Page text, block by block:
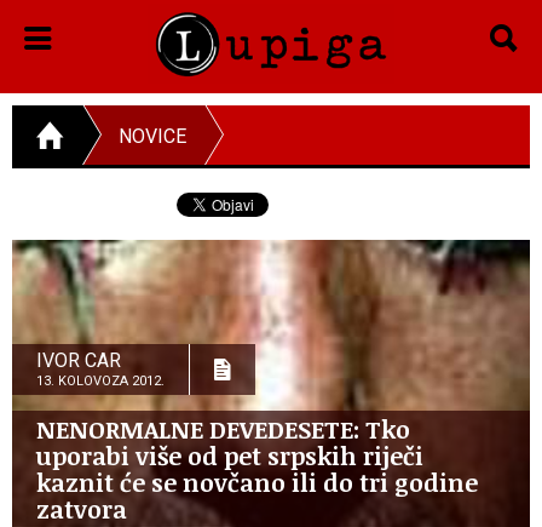
NOVICE
IVOR CAR
13. KOLOVOZA 2012.
NENORMALNE DEVEDESETE: Tko
uporabi više od pet srpskih riječi
kaznit će se novčano ili do tri godine
zatvora